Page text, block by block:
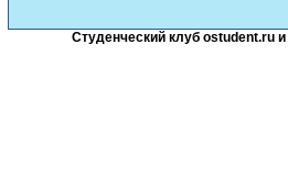
Студенческий клуб ostudent.ru